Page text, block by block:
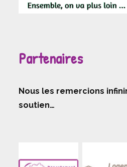
Partenaires
Nous les remercions
soutien…